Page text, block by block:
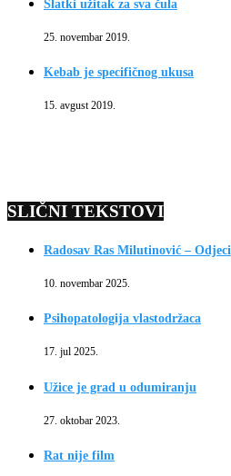
Slatki užitak za sva čula
25. novembar 2019.
Kebab je specifičnog ukusa
15. avgust 2019.
SLIČNI TEKSTOVI
Radosav Ras Milutinović – Odjeci
10. novembar 2025.
Psihopatologija vlastodržaca
17. jul 2025.
Užice je grad u odumiranju
27. oktobar 2023.
Rat nije film